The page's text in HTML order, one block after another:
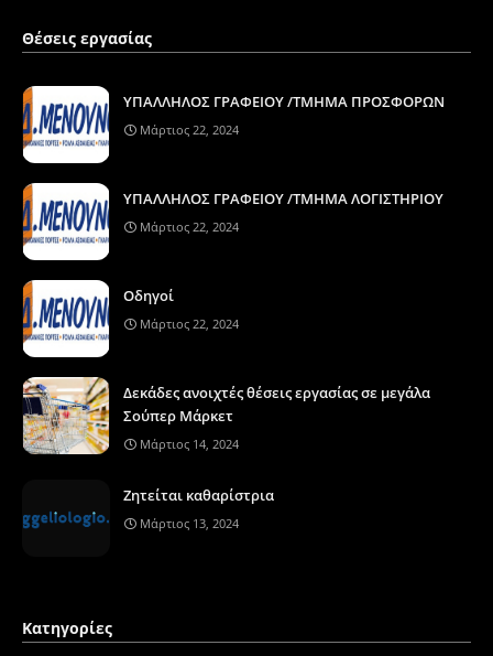
Θέσεις εργασίας
ΥΠΑΛΛΗΛΟΣ ΓΡΑΦΕΙΟΥ /ΤΜΗΜΑ ΠΡΟΣΦΟΡΩΝ
Μάρτιος 22, 2024
ΥΠΑΛΛΗΛΟΣ ΓΡΑΦΕΙΟΥ /ΤΜΗΜΑ ΛΟΓΙΣΤΗΡΙΟΥ
Μάρτιος 22, 2024
Οδηγοί
Μάρτιος 22, 2024
Δεκάδες ανοιχτές θέσεις εργασίας σε μεγάλα
Σούπερ Μάρκετ
Μάρτιος 14, 2024
Ζητείται καθαρίστρια
Μάρτιος 13, 2024
Κατηγορίες